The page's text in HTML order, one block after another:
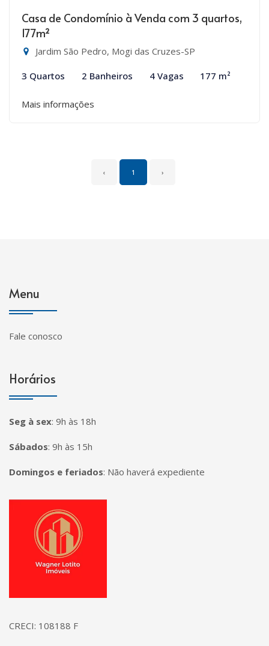
Casa de Condomínio à Venda com 3 quartos,
177m²
Jardim São Pedro, Mogi das Cruzes-SP
3 Quartos 2 Banheiros 4 Vagas 177 m²
Mais informações
‹ 1 ›
Menu
Fale conosco
Horários
Seg à sex: 9h às 18h
Sábados: 9h às 15h
Domingos e feriados: Não haverá expediente
Página inicial
CRECI: 108188 F